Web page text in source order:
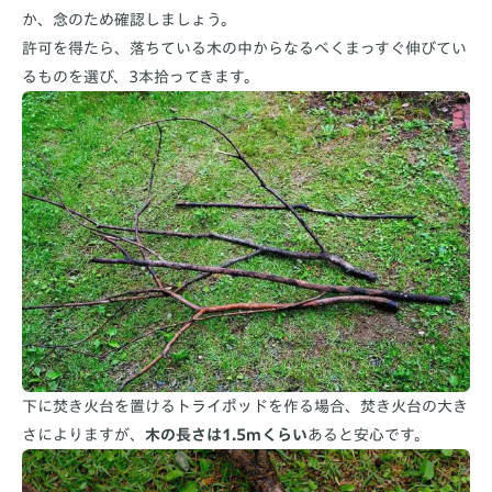
か、念のため確認しましょう。
許可を得たら、落ちている木の中からなるべくまっすぐ伸びてい
るものを選び、3本拾ってきます。
下に焚き火台を置けるトライポッドを作る場合、焚き火台の大き
さによりますが、 木の長さは1.5mくらいあると安心です。